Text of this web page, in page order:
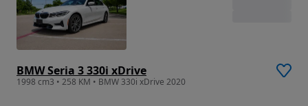
BMW Seria 3 330i xDrive
1998 cm3 • 258 KM • BMW 330i xDrive 2020